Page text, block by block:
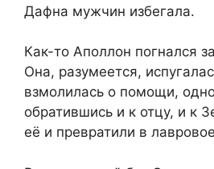
Дафна мужчин избегала.
Как-то Аполлон погнался
Она, разумеется,
взмолилась о помощи,
обратившись и к отцу, и к
её и превратили в